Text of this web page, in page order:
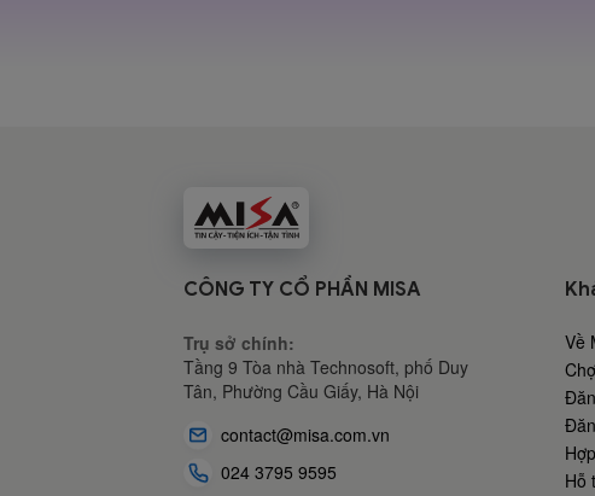
CÔNG TY CỔ PHẦN MISA
Trụ sở chính:
Tầng 9 Tòa nhà Technosoft, phố Duy
Tân, Phường Cầu Giấy, Hà Nội
contact@misa.com.vn
024 3795 9595
Về
Hỗ